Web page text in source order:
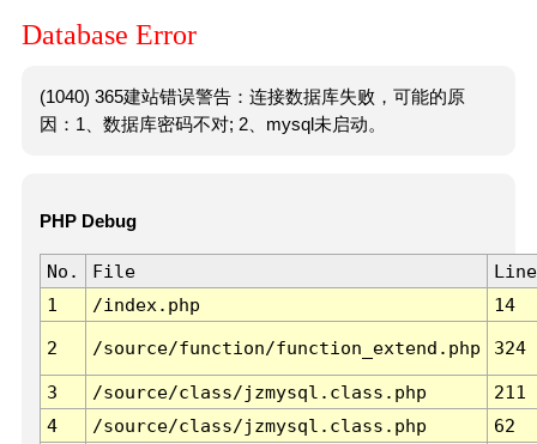
Database Error
(1040) 365建站错误警告：连接数据库失败，可能的原
因：1、数据库密码不对; 2、mysql未启动。
PHP Debug
No. File
Line
1
/index.php 14
2 /source/function/function_extend.php 324
3 /source/class/jzmysql.class.php
211
4
/source/class/jzmysql.class.php
62